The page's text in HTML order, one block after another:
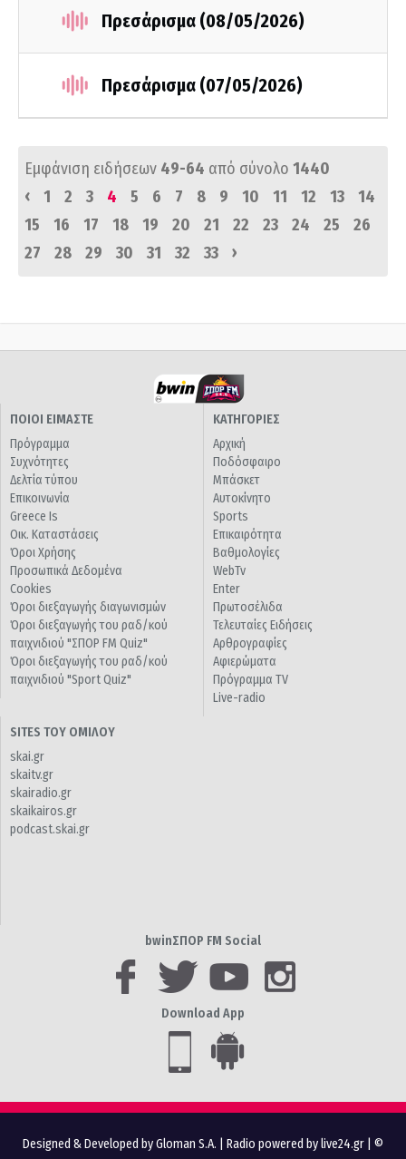
Πρεσάρισμα (08/05/2026)
Πρεσάρισμα (07/05/2026)
Εμφάνιση ειδήσεων 49-64 από σύνολο 1440
‹
1 2 3 4 5 6 7 8 9 10 11 12 13
14
15
16 17 18 19 20 21 22 23 24 25
26
27
28 29 30 31 32 33 ›
ΠΟΙΟΙ ΕΙΜΑΣΤΕ
Πρόγραμμα
Συχνότητες
Δελτία τύπου
Επικοινωνία
Greece Is
Οικ. Καταστάσεις
Όροι Χρήσης
Προσωπικά Δεδομένα
Cookies
Όροι διεξαγωγής διαγωνισμών
Όροι διεξαγωγής του ραδ/κού
παιχνιδιού "ΣΠΟΡ FM Quiz"
Όροι διεξαγωγής του ραδ/κού
παιχνιδιού "Sport Quiz"
ΚΑΤΗΓΟΡΙΕΣ
Αρχική
Ποδόσφαιρο
Μπάσκετ
Αυτοκίνητο
Sports
Επικαιρότητα
Βαθμολογίες
WebTv
Enter
Πρωτοσέλιδα
Τελευταίες Ειδήσεις
Αρθρογραφίες
Αφιερώματα
Πρόγραμμα TV
Live-radio
SITES ΤΟΥ ΟΜΙΛΟΥ
skai.gr
skaitv.gr
skairadio.gr
skaikairos.gr
podcast.skai.gr
bwinΣΠΟΡ FM Social
Download App
Designed & Developed by Gloman S.A. Radio powered by live24.gr | ©